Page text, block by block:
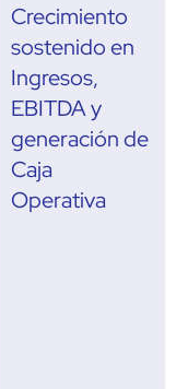
Crecimiento
sostenido en
Ingresos,
EBITDA y
generación de
Caja
Operativa